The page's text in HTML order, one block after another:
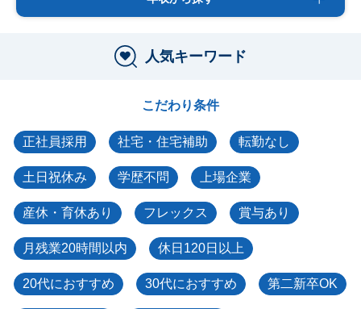
人気キーワード
こだわり条件
正社員採用 社宅・住宅補助 転勤なし
土日祝休み 学歴不問 上場企業
産休・育休あり フレックス 賞与あり
月残業20時間以内 休日120日以上
20代におすすめ 30代におすすめ 第二新卒OK